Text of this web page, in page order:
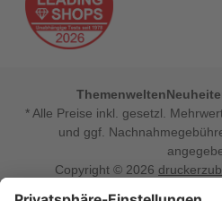
Themenwelten
* Alle Preise inkl. gesetzl.
und ggf.
Copyright © 2026